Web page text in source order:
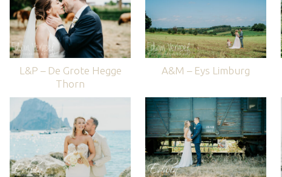
L&P – De Grote Hegge
Thorn
A&M – Eys Limburg